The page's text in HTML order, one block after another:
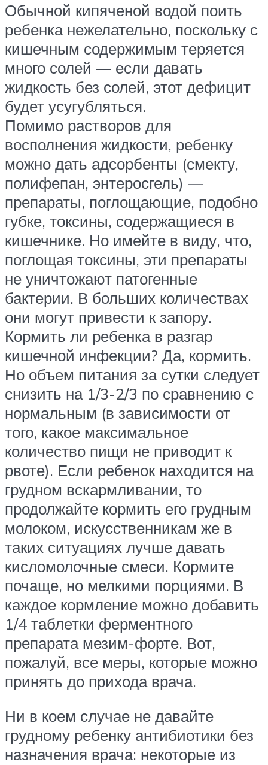
Обычной кипяченой водой поить
ребенка нежелательно, поскольку с
кишечным содержимым теряется
много солей — если давать
жидкость без солей, этот дефицит
будет усугубляться.
Помимо растворов для
восполнения жидкости, ребенку
можно дать адсорбенты (смекту,
полифепан, энтеросгель) —
препараты, поглощающие, подобно
губке, токсины, содержащиеся в
кишечнике. Но имейте в виду, что,
поглощая токсины, эти препараты
не уничтожают патогенные
бактерии. В больших количествах
они могут привести к запору.
Кормить ли ребенка в разгар
кишечной инфекции? Да, кормить.
Но объем питания за сутки следует
снизить на 1/3-2/3 по сравнению с
нормальным (в зависимости от
того, какое максимальное
количество пищи не приводит к
рвоте). Если ребенок находится на
грудном вскармливании, то
продолжайте кормить его грудным
молоком, искусственникам же в
таких ситуациях лучше давать
кисломолочные смеси. Кормите
почаще, но мелкими порциями. В
каждое кормление можно добавить
1/4 таблетки ферментного
препарата мезим-форте. Вот,
пожалуй, все меры, которые можно
принять до прихода врача.
Ни в коем случае не давайте
грудному ребенку антибиотики без
назначения врача: некоторые из